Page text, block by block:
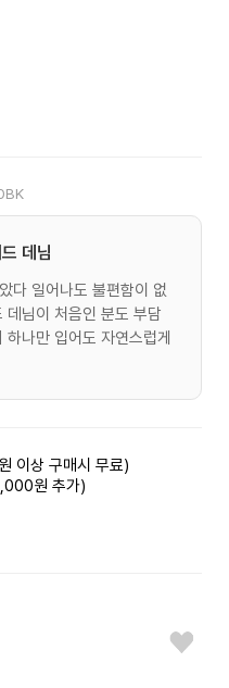
데님
다 일어나도 불편함이 없
님이 처음인 분도 부담
나만 입어도 자연스럽게
이상 구매시 무료)
원 추가)